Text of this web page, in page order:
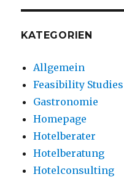
KATEGORIEN
Allgemein
Feasibility Studies
Gastronomie
Homepage
Hotelberater
Hotelberatung
Hotelconsulting